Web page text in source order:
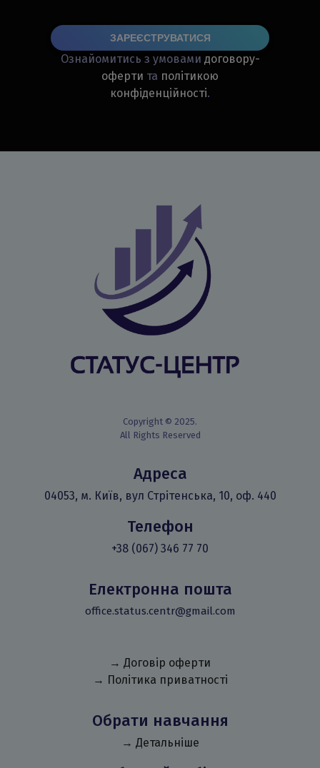
ЗАРЕЄСТРУВАТИСЯ
Ознайомитись з умовами договору-
оферти та політикою
конфіденційності.
Copyright © 2025.
All Rights Reserved
Адреса
04053, м. Київ, вул Стрітенська, 10, оф. 440
Телефон
+38 (067) 346 77 70
Електронна пошта
office.status.centr@gmail.com
→ Договір оферти
→ Політика приватності
Обрати навчання
→ Детальніше